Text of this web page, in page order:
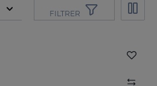
FILTRER